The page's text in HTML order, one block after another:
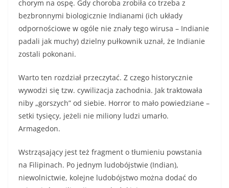
chorym na ospę. Gdy choroba zrobiła co trzeba z
bezbronnymi biologicznie Indianami (ich układy
odpornościowe w ogóle nie znały tego wirusa – Indianie
padali jak muchy) dzielny pułkownik uznał, że Indianie
zostali pokonani.
Warto ten rozdział przeczytać. Z czego historycznie
wywodzi się tzw. cywilizacja zachodnia. Jak traktowała
niby „gorszych” od siebie. Horror to mało powiedziane –
setki tysięcy, jeżeli nie miliony ludzi umarło.
Armagedon.
Wstrząsający jest też fragment o tłumieniu powstania
na Filipinach. Po jednym ludobójstwie (Indian),
niewolnictwie, kolejne ludobójstwo można dodać do